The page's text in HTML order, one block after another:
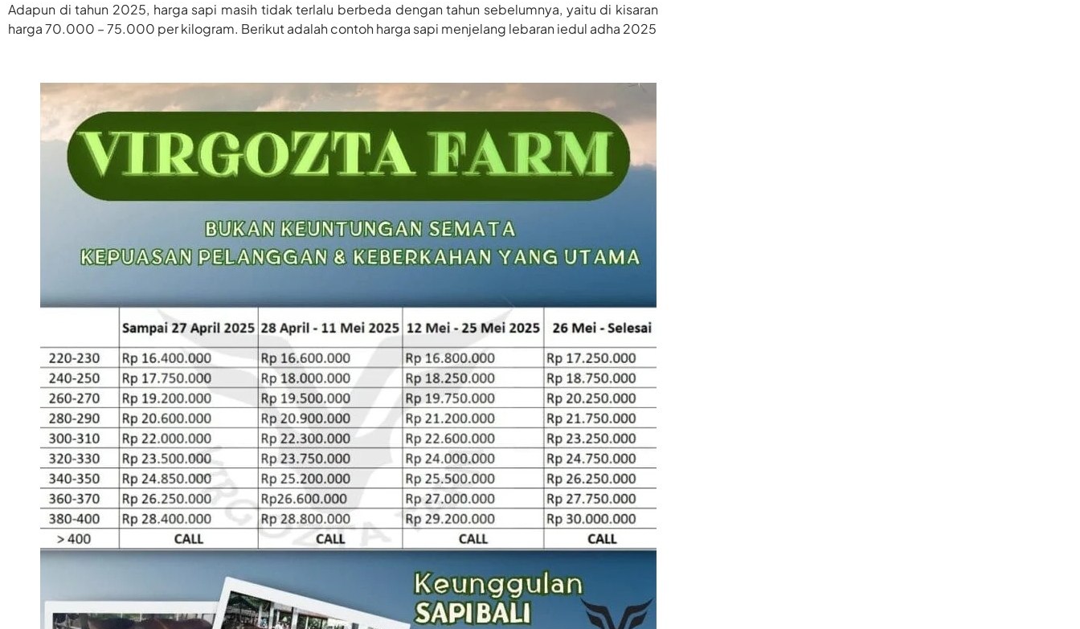
Adapun di tahun 2025, harga sapi masih tidak terlalu berbeda dengan tahun sebelumnya, yaitu di kisaran
harga 70.000 – 75.000 per kilogram. Berikut adalah contoh harga sapi menjelang lebaran iedul adha 2025